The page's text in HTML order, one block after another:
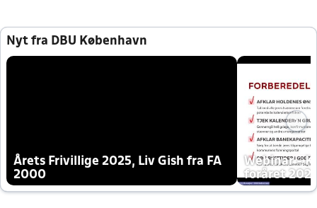
Nyt fra DBU København
Årets Frivillige 2025, Liv Gish fra FA
2000
Webinar -
foråret